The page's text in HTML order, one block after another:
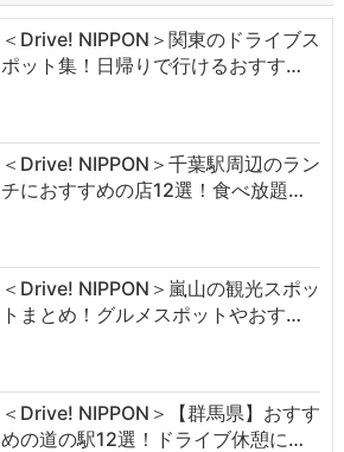
＜Drive! NIPPON＞関東のドライブス
ポット集！日帰りで行けるおすす…
＜Drive! NIPPON＞千葉駅周辺のラン
チにおすすめの店12選！食べ放題…
＜Drive! NIPPON＞嵐山の観光スポッ
トまとめ！グルメスポットやおす…
＜Drive! NIPPON＞【群馬県】おすす
めの道の駅12選！ドライブ休憩に…